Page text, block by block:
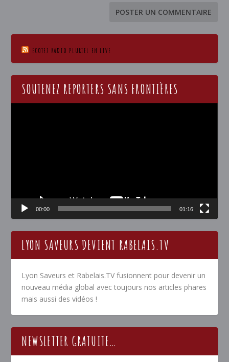
ECOTEZ RADIO PLURIEL EN LIVE
SOUTENEZ REPORTERS SANS FRONTIÈRES
00:00 01:16
LYON SAVEURS DEVIENT RABELAIS.TV
Lyon Saveurs et Rabelais.TV fusionnent pour devenir un
nouveau média global avec toujours nos articles phares
mais aussi des vidéos !
NEWSLETTER GRATUITE…